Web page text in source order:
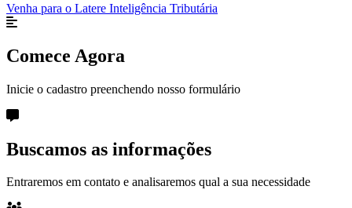
Venha para o Latere Inteligência Tributária
Comece Agora
Inicie o cadastro preenchendo nosso formulário
Buscamos as informações
Entraremos em contato e analisaremos qual a sua necessidade